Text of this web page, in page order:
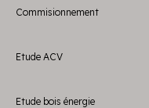
Commisionnement
Etude ACV
Etude bois énergie